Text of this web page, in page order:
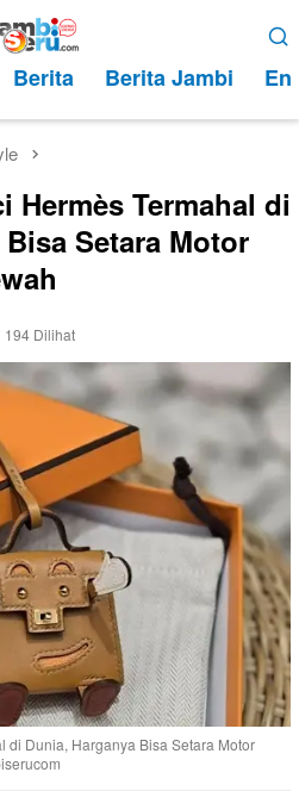
Berita Berita Jambi
Hermès Termahal di
Setara Motor
194 Dilihat
di Dunia, Harganya Bisa Setara Motor